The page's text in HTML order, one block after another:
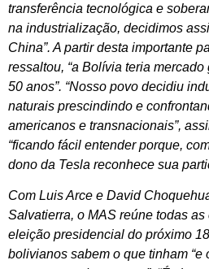
transferência tecnológica e
na industrialização, decidimos
China”. A partir desta importante
ressaltou, “a Bolívia teria
50 anos”. “Nosso povo decidiu
naturais prescindindo e
americanos e transnacionais”,
“ficando fácil entender porque,
dono da Tesla reconhece sua
Com Luis Arce e David
Salvatierra, o MAS reúne todas
eleição presidencial do próximo
bolivianos sabem o que tinham “e